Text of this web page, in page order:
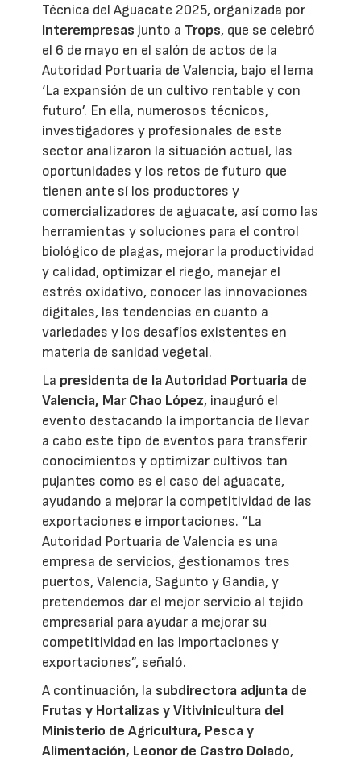
Técnica del Aguacate 2025, organizada por
Interempresas junto a Trops, que se celebró
el 6 de mayo en el salón de actos de la
Autoridad Portuaria de Valencia, bajo el lema
‘La expansión de un cultivo rentable y con
futuro’. En ella, numerosos técnicos,
investigadores y profesionales de este
sector analizaron la situación actual, las
oportunidades y los retos de futuro que
tienen ante sí los productores y
comercializadores de aguacate, así como las
herramientas y soluciones para el control
biológico de plagas, mejorar la productividad
y calidad, optimizar el riego, manejar el
estrés oxidativo, conocer las innovaciones
digitales, las tendencias en cuanto a
variedades y los desafíos existentes en
materia de sanidad vegetal.
La presidenta de la Autoridad Portuaria de
Valencia, Mar Chao López, inauguró el
evento destacando la importancia de llevar
a cabo este tipo de eventos para transferir
conocimientos y optimizar cultivos tan
pujantes como es el caso del aguacate,
ayudando a mejorar la competitividad de las
exportaciones e importaciones. “La
Autoridad Portuaria de Valencia es una
empresa de servicios, gestionamos tres
puertos, Valencia, Sagunto y Gandía, y
pretendemos dar el mejor servicio al tejido
empresarial para ayudar a mejorar su
competitividad en las importaciones y
exportaciones”, señaló.
A continuación, la subdirectora adjunta de
Frutas y Hortalizas y Vitivinicultura del
Ministerio de Agricultura, Pesca y
Alimentación, Leonor de Castro Dolado,